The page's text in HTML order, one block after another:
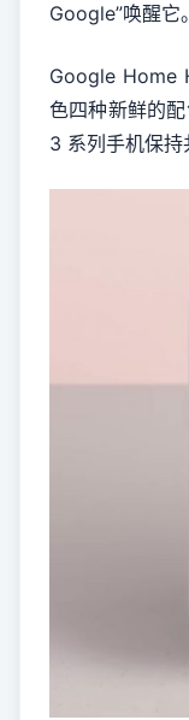
Google”唤醒它。
Google Home
色四种新鲜的
3 系列手机保持